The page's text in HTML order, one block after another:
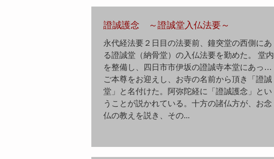
證誠護念 ～證誠堂入仏法要～
永代経法要２日目の法要前、鐘突堂の西側にあ
る證誠堂（納骨堂）の入仏法要を勤めた。 堂内
を整備し、四日市市伊坂の證誠寺本堂にあった
ご本尊をお迎えし、お寺の名前から頂き「證誠
堂」と名付けた。阿弥陀経に「證誠護念」とい
うことが説かれている。十方の諸仏方が、お念
仏の教えを説き、その...